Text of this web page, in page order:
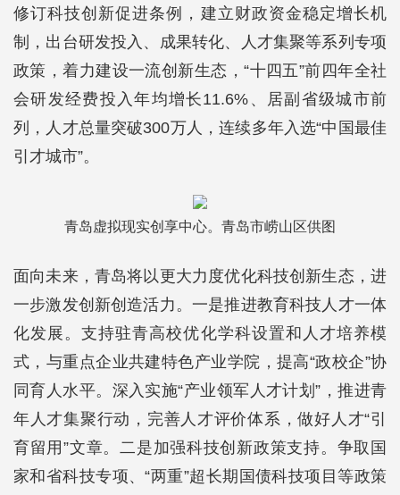
修订科技创新促进条例，建立财政资金稳定增长机
制，出台研发投入、成果转化、人才集聚等系列专项
政策，着力建设一流创新生态，“十四五”前四年全社
会研发经费投入年均增长11.6%、居副省级城市前
列，人才总量突破300万人，连续多年入选“中国最佳
引才城市”。
青岛虚拟现实创享中心。青岛市崂山区供图
面向未来，青岛将以更大力度优化科技创新生态，进
一步激发创新创造活力。一是推进教育科技人才一体
化发展。支持驻青高校优化学科设置和人才培养模
式，与重点企业共建特色产业学院，提高“政校企”协
同育人水平。深入实施“产业领军人才计划”，推进青
年人才集聚行动，完善人才评价体系，做好人才“引
育留用”文章。二是加强科技创新政策支持。争取国
家和省科技专项、“两重”超长期国债科技项目等政策